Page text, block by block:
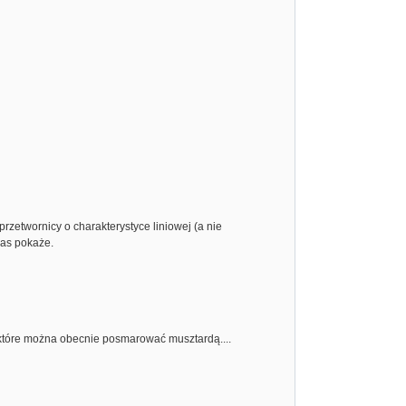
o charakterystyce liniowej (a nie
pokaże.
można obecnie posmarować musztardą....